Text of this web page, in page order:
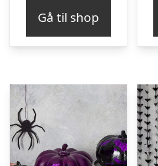
Gå til shop